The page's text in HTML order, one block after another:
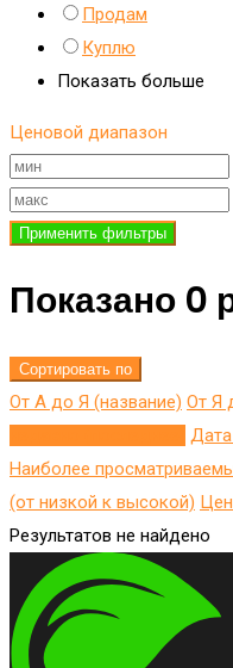
Продам
Куплю
Показать больше
Ценовой диапазон
Применить фильтры
Показано 0
Сортировать по
От А до Я (название) От Я
Наиболее
(от низкой к высокой)
Результатов не найдено